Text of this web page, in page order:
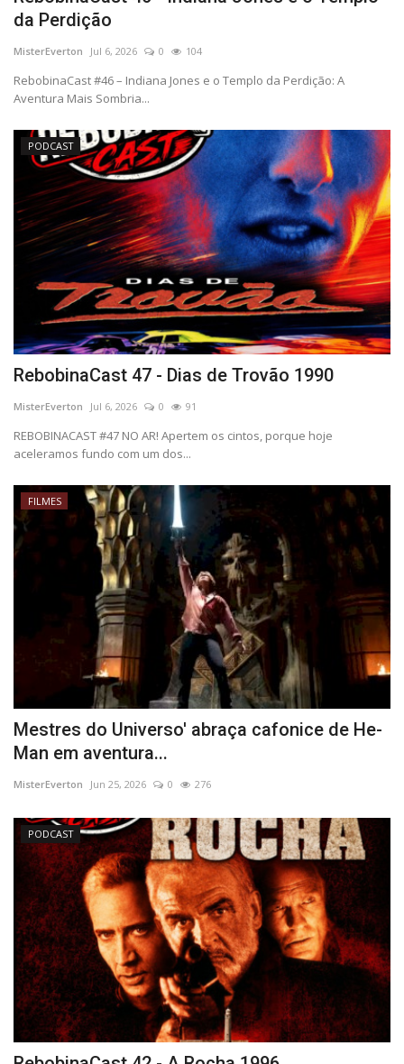
da Perdição
MisterEverton Jul 6, 2026 0 104
RebobinaCast #46 – Indiana Jones e o Templo da Perdição: A
Aventura Mais Sombria...
PODCAST
RebobinaCast 47 - Dias de Trovão 1990
MisterEverton Jul 6, 2026 0 91
REBOBINACAST #47 NO AR! Apertem os cintos, porque hoje
aceleramos fundo com um dos...
FILMES
Mestres do Universo' abraça cafonice de He-
Man em aventura...
MisterEverton Jun 25, 2026 0 276
PODCAST